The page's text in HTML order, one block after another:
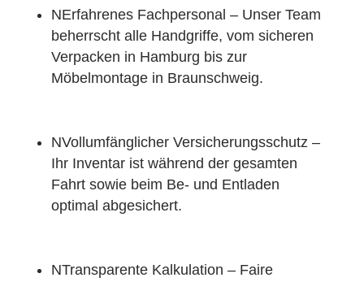
NErfahrenes Fachpersonal – Unser Team
beherrscht alle Handgriffe, vom sicheren
Verpacken in Hamburg bis zur
Möbelmontage in Braunschweig.
NVollumfänglicher Versicherungsschutz –
Ihr Inventar ist während der gesamten
Fahrt sowie beim Be- und Entladen
optimal abgesichert.
NTransparente Kalkulation – Faire